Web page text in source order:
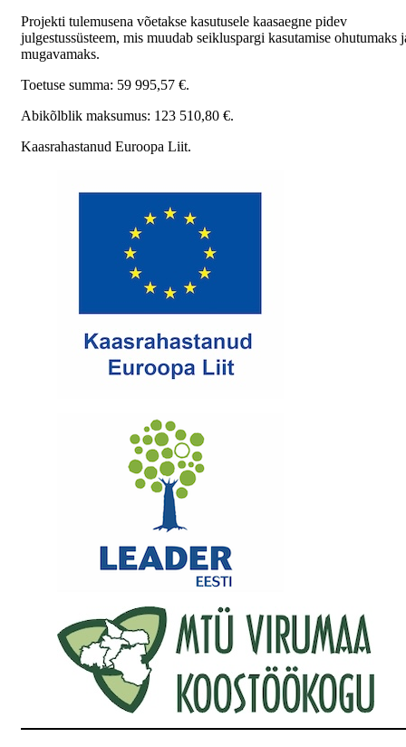
Projekti tulemusena võetakse kasutusele kaasaegne pidev
julgestussüsteem, mis muudab seikluspargi kasutamise ohutumaks
mugavamaks.
Toetuse summa: 59 995,57 €.
Abikõlblik maksumus: 123 510,80 €.
Kaasrahastanud Euroopa Liit.